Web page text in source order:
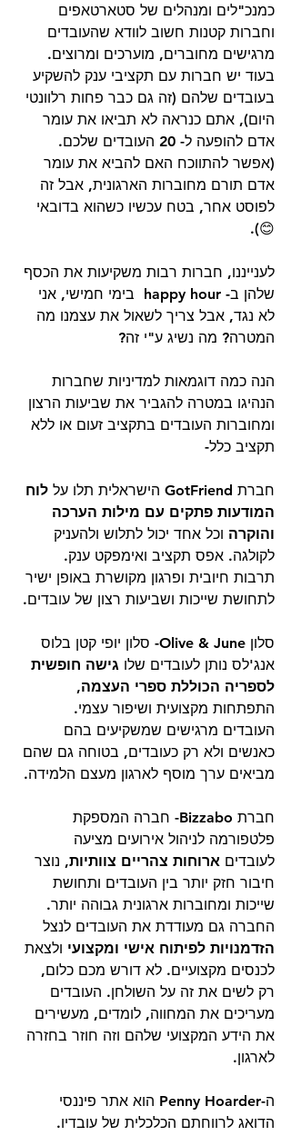
כמנכ"לים ומנהלים של סטארטאפים
וחברות קטנות חשוב לוודא שהעובדים
מרגישים מחוברים, מוערכים ומרוצים.
בעוד יש חברות עם תקציבי ענק להשקיע
בעובדים שלהם (זה גם כבר פחות רלוונטי
היום), אתם כנראה לא תביאו את עומר
אדם להופעה ל- 20 העובדים שלכם.
(אפשר להתווכח האם להביא את עומר
אדם תורם מחוברות הארגונית, אבל זה
לפוסט אחר, בטח עכשיו כשהוא בדובאי
😊).
לענייננו, חברות רבות משקיעות את הכסף
שלהן ב- happy hour  בימי חמישי, אני
לא נגד, אבל צריך לשאול את עצמנו מה
המטרה? מה נשיג ע"י זה?
הנה כמה דוגמאות למדיניות שחברות
הנהיגו במטרה להגביר את שביעות הרצון
ומחוברות העובדים בתקציב זעום או ללא
תקציב כלל-
חברת GotFriend הישראלית תלו על
לוח
המודעות פתקים עם מילות הערכה
והוקרה וכל אחד יכול לתלוש ולהעניק
לקולגה. אפס תקציב ואימפקט ענק.
תרבות חיובית ופרגון מקושרת באופן ישיר
לתחושת שייכות ושביעות רצון של עובדים.
סלון Olive & June- סלון יופי קטן בלוס
אנג'לס נותן לעובדים שלו גישה חופשית
לספריה הכוללת ספרי העצמה,
התפתחות מקצועית ושיפור עצמי.
העובדים מרגישים שמשקיעים בהם
כאנשים ולא רק כעובדים, בטוחה גם שהם
מביאים ערך מוסף לארגון מעצם הלמידה.
חברת Bizzabo- חברה המספקת
פלטפורמה לניהול אירועים מציעה
לעובדים ארוחות צהריים צוותיות, נוצר
חיבור חזק יותר בין העובדים ותחושת
שייכות ומחוברות ארגונית גבוהה יותר.
החברה גם מעודדת את העובדים לנצל
הזדמנויות לפיתוח אישי ומקצועי ולצאת
לכנסים מקצועיים. לא דורש מכם כלום,
רק לשים את זה על השולחן. העובדים
מעריכים את המחווה, לומדים, מעשירים
את הידע המקצועי שלהם וזה חוזר בחזרה
לארגון.
ה-Penny Hoarder הוא אתר פיננסי
הדואג לרווחתם הכלכלית של עובדיו.